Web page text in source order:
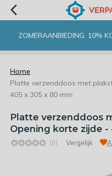
ZOMERAANBIEDING: 10%
Home
Platte verzenddoos met
405 x 305 x 80 mm
Platte verzenddoos
Opening korte zijde -
(0) Vergelijk